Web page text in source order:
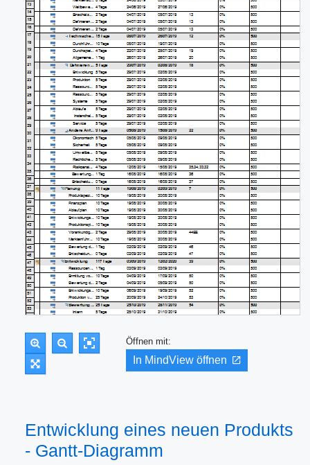
Öffnen mit:
In MindView öffnen
Entwicklung eines neuen Produkts
- Gantt-Diagramm